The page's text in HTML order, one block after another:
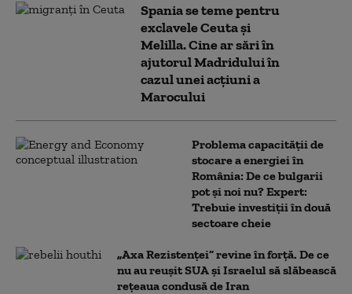
Spania se teme pentru
exclavele Ceuta și
Melilla. Cine ar sări în
ajutorul Madridului în
cazul unei acțiuni a
Marocului
Problema capacității de
stocare a energiei în
România: De ce bulgarii
pot și noi nu? Expert:
Trebuie investiții în două
sectoare cheie
„Axa Rezistenței” revine în forță. De ce
nu au reușit SUA și Israelul să slăbească
rețeaua condusă de Iran